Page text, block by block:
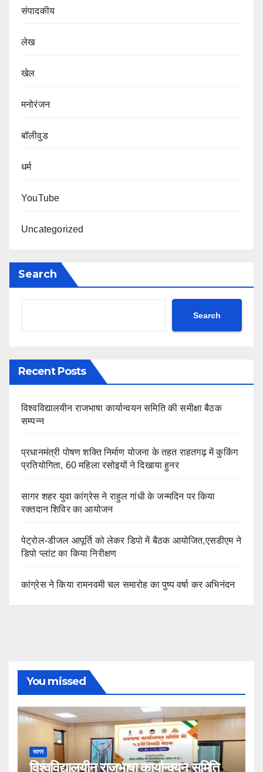
संपादकीय
लेख
खेल
मनोरंजन
बॉलीवुड
धर्म
YouTube
Uncategorized
Search
Search
Recent Posts
विश्वविद्यालयीन राजभाषा कार्यान्वयन समिति की समीक्षा बैठक
सम्पन्न
प्रधानमंत्री पोषण शक्ति निर्माण योजना के तहत राहतगढ़ में कुकिंग
प्रतियोगिता, 60 महिला रसोइयों ने दिखाया हुनर
सागर शहर युवा कांग्रेस ने राहुल गांधी के जन्मदिन पर किया
रक्तदान शिविर का आयोजन
पेट्रोल-डीजल आपूर्ति को लेकर डिपो में बैठक आयोजित,एसडीएम ने
डिपो प्लांट का किया निरीक्षण
कांग्रेस ने किया रामनवमी चल समारोह का पुष्प वर्षा कर अभिनंदन
You missed
सागर
विश्वविद्यालयीन राजभाषा कार्यान्वयन समिति